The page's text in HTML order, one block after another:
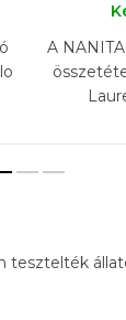
A
tesztelték